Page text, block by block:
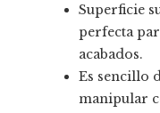
Superficie
perfecta
acabados.
Es sencillo
manipular